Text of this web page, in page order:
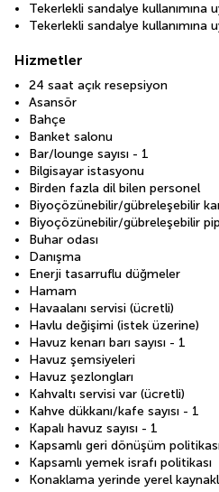
Tekerlekli sandalye kullanımına
Tekerlekli sandalye kullanımına
Hizmetler
24 saat açık resepsiyon
Asansör
Bahçe
Banket salonu
Bar/lounge sayısı - 1
Bilgisayar istasyonu
Birden fazla dil bilen personel
Biyoçözünebilir/gübreleşebilir
Biyoçözünebilir/gübreleşebilir
Buhar odası
Danışma
Enerji tasarruflu düğmeler
Hamam
Havaalanı servisi (ücretli)
Havlu değişimi (istek üzerine)
Havuz kenarı barı sayısı - 1
Havuz şemsiyeleri
Havuz şezlongları
Kahvaltı servisi var (ücretli)
Kahve dükkanı/kafe sayısı - 1
Kapalı havuz sayısı - 1
Kapsamlı geri dönüşüm
Kapsamlı yemek israfı politikası
Konaklama yerinde yerel